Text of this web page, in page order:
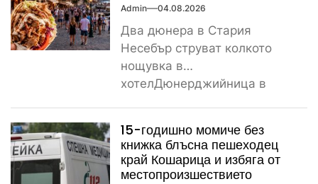
Admin 04.08.2026
Два дюнера в Стария
Несебър струват колкото
нощувка в
хотелДюнерджийница в
скъпотия на храната...
15-годишно момиче без
книжка блъсна пешеходец
край Кошарица и избяга от
местопроизшествието